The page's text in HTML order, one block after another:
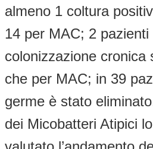
almeno 1 coltura
14 per MAC; 2
colonizzazione cronica
che per MAC; in 39
germe è stato
dei Micobatteri Atipici